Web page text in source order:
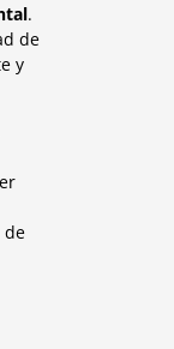
.
de
y
de